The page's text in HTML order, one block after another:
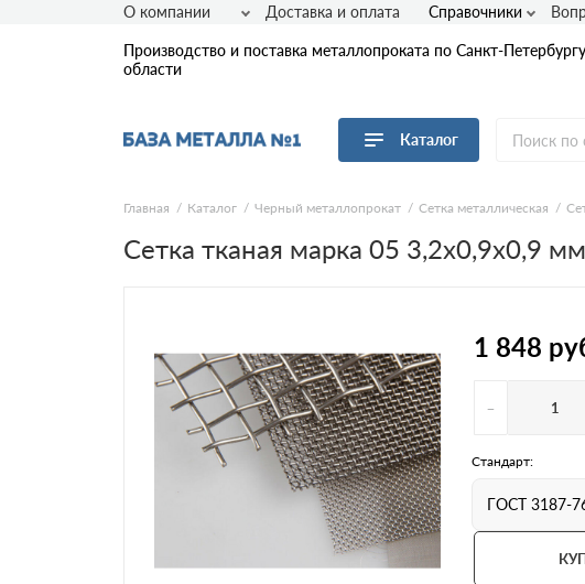
Производство и поставка металлопроката по Санкт-
области
Каталог
Перейти в каталог
Арматура
Сортовой прокат
Фасонный прокат
Оцинкованный прокат
Рулонная сталь
Винтовые сваи
Цветной металлопрокат
A400
25Г2С
А500С
Для
6
О компании Доставка и оплата Справочники
Главная Каталог Черный металлопрокат Сетка металлическая
Сетка тканая марка 05 3,2х0,9х0,9 мм
1 848
-
Стандарт:
ГОСТ 3187-